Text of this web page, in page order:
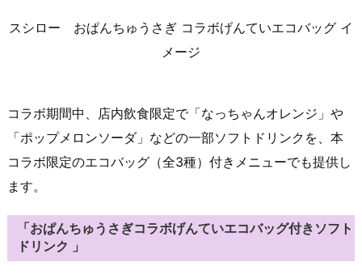
スシロー おぱんちゅうさぎ コラボげんていエコバッグ イ
メージ
コラボ期間中、店内飲食限定で「なっちゃんオレンジ」や
「ポップメロンソーダ」などの一部ソフトドリンクを、本
コラボ限定のエコバッグ（全3種）付きメニューでも提供し
ます。
「おぱんちゅうさぎコラボげんていエコバッグ付きソフト
ドリンク 」